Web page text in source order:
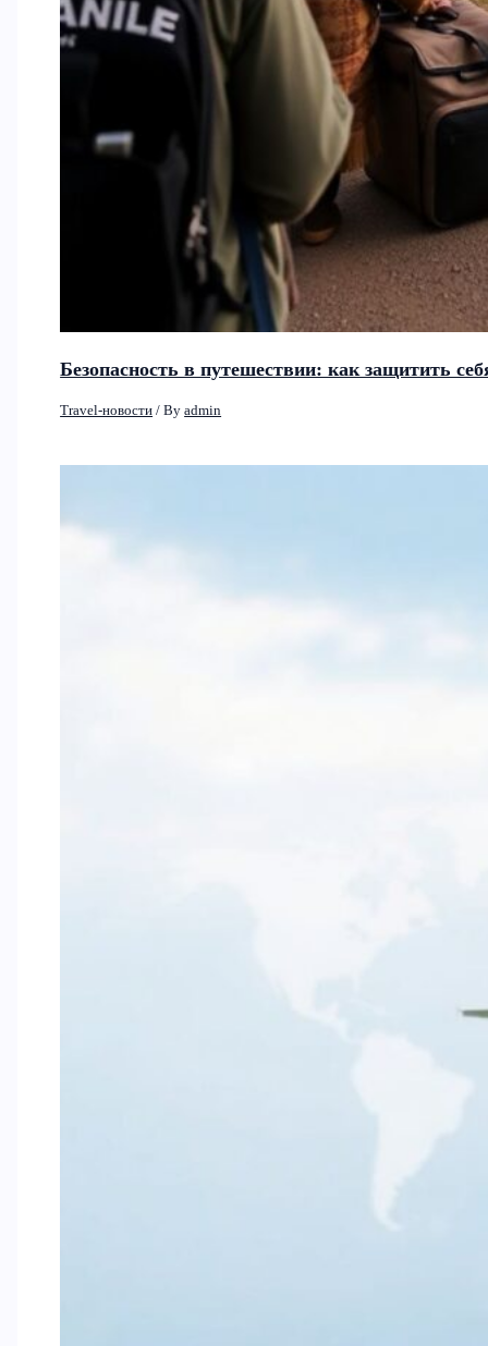
Безопасность в путешествии: как защитить
Travel-новости / Byadmin